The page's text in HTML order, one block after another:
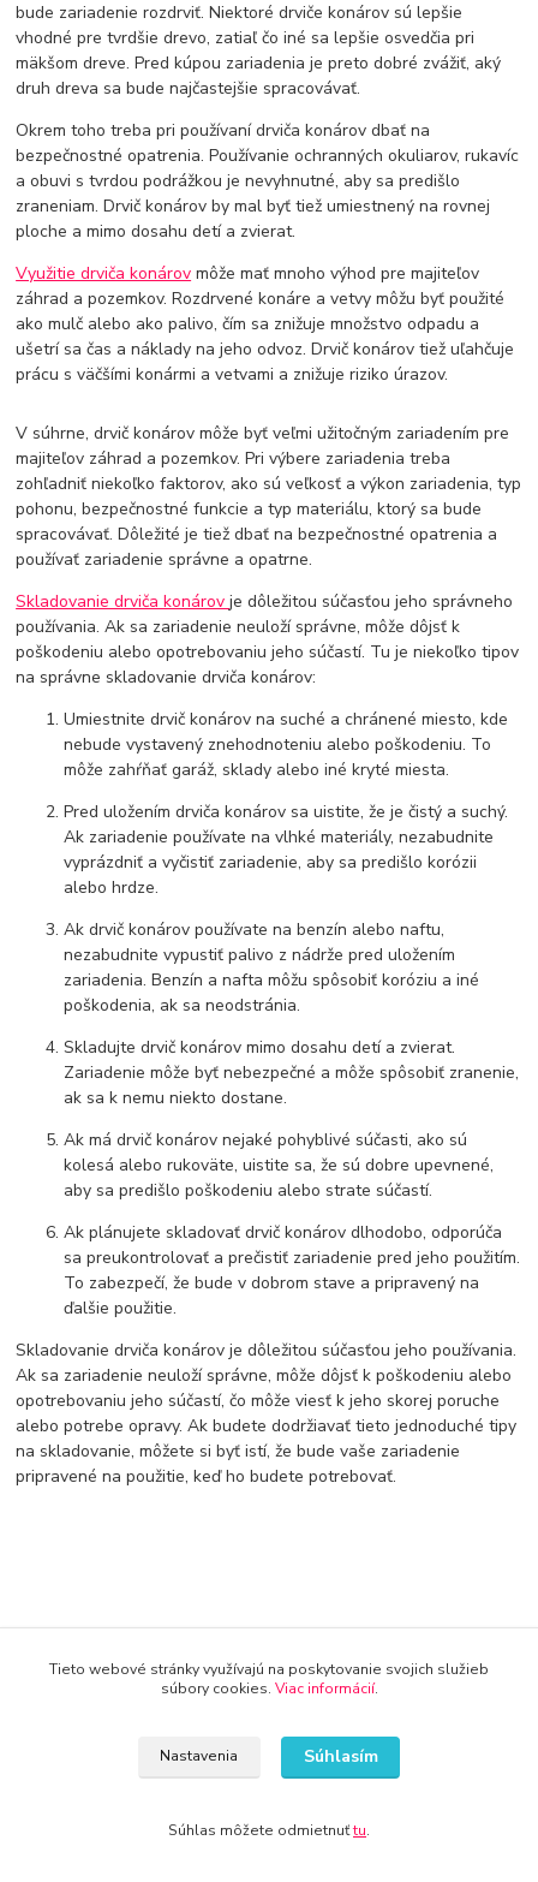
bude zariadenie rozdrviť. Niektoré drviče konárov sú lepšie
vhodné pre tvrdšie drevo, zatiaľ čo iné sa lepšie osvedčia pri
mäkšom dreve. Pred kúpou zariadenia je preto dobré zvážiť, aký
druh dreva sa bude najčastejšie spracovávať.
Okrem toho treba pri používaní drviča konárov dbať na
bezpečnostné opatrenia. Používanie ochranných okuliarov, rukavíc
a obuvi s tvrdou podrážkou je nevyhnutné, aby sa predišlo
zraneniam. Drvič konárov by mal byť tiež umiestnený na rovnej
ploche a mimo dosahu detí a zvierat.
Využitie drviča konárov môže mať mnoho výhod pre majiteľov
záhrad a pozemkov. Rozdrvené konáre a vetvy môžu byť použité
ako mulč alebo ako palivo, čím sa znižuje množstvo odpadu a
ušetrí sa čas a náklady na jeho odvoz. Drvič konárov tiež uľahčuje
prácu s väčšími konármi a vetvami a znižuje riziko úrazov.
V súhrne, drvič konárov môže byť veľmi užitočným zariadením pre
majiteľov záhrad a pozemkov. Pri výbere zariadenia treba
zohľadniť niekoľko faktorov, ako sú veľkosť a výkon zariadenia, typ
pohonu, bezpečnostné funkcie a typ materiálu, ktorý sa bude
spracovávať. Dôležité je tiež dbať na bezpečnostné opatrenia a
používať zariadenie správne a opatrne.
Skladovanie drviča konárovje dôležitou súčasťou jeho správneho
používania. Ak sa zariadenie neuloží správne, môže dôjsť k
poškodeniu alebo opotrebovaniu jeho súčastí. Tu je niekoľko tipov
na správne skladovanie drviča konárov:
Umiestnite drvič konárov na suché a chránené miesto, kde
nebude vystavený znehodnoteniu alebo poškodeniu. To
môže zahŕňať garáž, sklady alebo iné kryté miesta.
Pred uložením drviča konárov sa uistite, že je čistý a suchý.
Ak zariadenie používate na vlhké materiály, nezabudnite
vyprázdniť a vyčistiť zariadenie, aby sa predišlo korózii
alebo hrdze.
Ak drvič konárov používate na benzín alebo naftu,
nezabudnite vypustiť palivo z nádrže pred uložením
zariadenia. Benzín a nafta môžu spôsobiť koróziu a iné
poškodenia, ak sa neodstránia.
Skladujte drvič konárov mimo dosahu detí a zvierat.
Zariadenie môže byť nebezpečné a môže spôsobiť zranenie,
ak sa k nemu niekto dostane.
Ak má drvič konárov nejaké pohyblivé súčasti, ako sú
kolesá alebo rukoväte, uistite sa, že sú dobre upevnené,
aby sa predišlo poškodeniu alebo strate súčastí.
Ak plánujete skladovať drvič konárov dlhodobo, odporúča
sa preukontrolovať a prečistiť zariadenie pred jeho použitím.
To zabezpečí, že bude v dobrom stave a pripravený na
ďalšie použitie.
Skladovanie drviča konárov je dôležitou súčasťou jeho používania.
Ak sa zariadenie neuloží správne, môže dôjsť k poškodeniu alebo
opotrebovaniu jeho súčastí, čo môže viesť k jeho skorej poruche
alebo potrebe opravy. Ak budete dodržiavať tieto jednoduché tipy
na skladovanie, môžete si byť istí, že bude vaše zariadenie
pripravené na použitie, keď ho budete potrebovať.
Využite dopravu úplne zadarmo
Značka Kameník Vás presvedčí o kvalite
Tieto webové stránky využívajú na poskytovanie svojich služieb
súbory cookies. Viac informácií.
Nastavenia Súhlasím
Súhlas môžete odmietnuťtu.